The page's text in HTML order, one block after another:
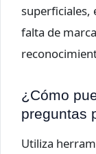
superficiales,
falta de
¿Cómo
preguntas
Utiliza